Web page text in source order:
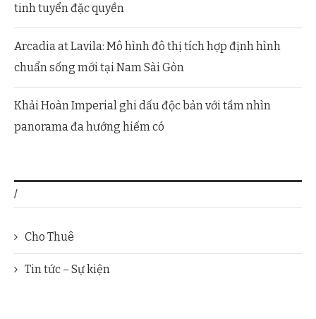
tinh tuyển đặc quyền
Arcadia at Lavila: Mô hình đô thị tích hợp định hình
chuẩn sống mới tại Nam Sài Gòn
Khải Hoàn Imperial ghi dấu độc bản với tầm nhìn
panorama đa hướng hiếm có
/
Cho Thuê
Tin tức – Sự kiện